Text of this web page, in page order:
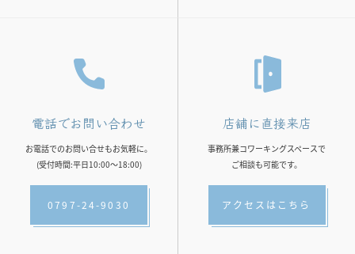
電話でお問い合わせ
お電話でのお問い合せもお気軽に。
(受付時間:平日10:00～18:00)
0797-24-9030
店舗に直接来店
事務所兼コワーキングスペースで
ご相談も可能です。
アクセスはこちら